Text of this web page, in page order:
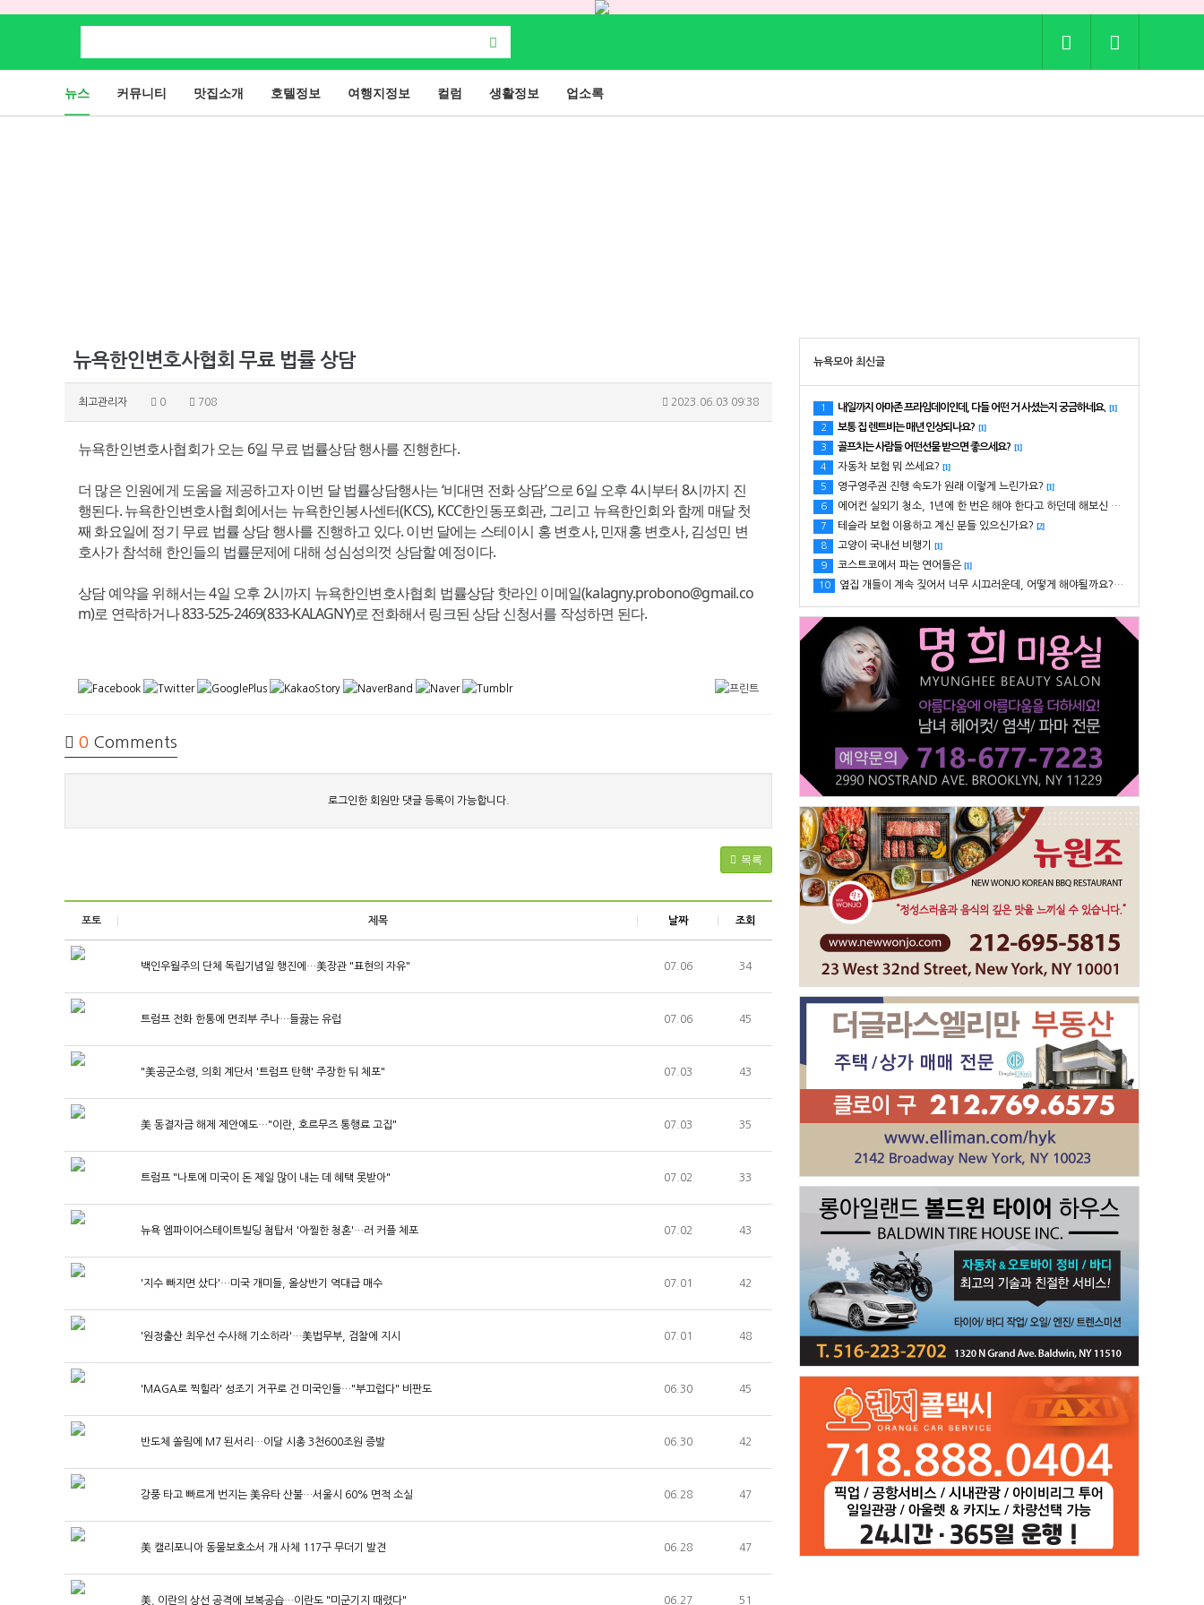
뉴스 커뮤니티 맛집소개 호텔정보 여행지정보 컬럼 생활정보 업소록
뉴욕한인변호사협회 무료 법률 상담
최고관리자 0 708 2023.06.03 09:38
뉴욕한인변호사협회가 오는 6일 무료 법률상담 행사를 진행한다.
더 많은 인원에게 도움을 제공하고자 이번 달 법률상담행사는 ‘비대면 전화 상담’으로 6일 오후 4시부터 8시까지 진
행된다. 뉴욕한인변호사협회에서는 뉴욕한인봉사센터(KCS), KCC한인동포회관, 그리고 뉴욕한인회와 함께 매달 첫
째 화요일에 정기 무료 법률 상담 행사를 진행하고 있다. 이번 달에는 스테이시 홍 변호사, 민재홍 변호사, 김성민 변
호사가 참석해 한인들의 법률문제에 대해 성심성의껏 상담할 예정이다.
상담 예약을 위해서는 4일 오후 2시까지 뉴욕한인변호사협회 법률상담 핫라인 이메일(kalagny.probono@gmail.co
m)로 연락하거나 833-525-2469(833-KALAGNY)로 전화해서 링크된 상담 신청서를 작성하면 된다.
0 Comments
로그인한 회원만 댓글 등록이 가능합니다.
목록
포토 제목 날짜 조회
백인우월주의 단체 독립기념일 행진에…美장관 "표현의 자유" 07.06 34
트럼프 전화 한통에 면죄부 주나…들끓는 유럽 07.06 45
"美공군소령, 의회 계단서 '트럼프 탄핵' 주장한 뒤 체포" 07.03 43
美 동결자금 해제 제안에도…"이란, 호르무즈 통행료 고집" 07.03 35
트럼프 "나토에 미국이 돈 제일 많이 내는 데 혜택 못받아" 07.02 33
뉴욕 엠파이어스테이트빌딩 첨탑서 '아찔한 청혼'…러 커플 체포 07.02 43
'지수 빠지면 샀다'…미국 개미들, 올상반기 역대급 매수 07.01 42
'원정출산 최우선 수사해 기소하라'…美법무부, 검찰에 지시 07.01 48
'MAGA로 찍힐라' 성조기 거꾸로 건 미국인들…"부끄럽다" 비판도 06.30 45
반도체 쏠림에 M7 된서리…이달 시총 3천600조원 증발 06.30 42
강풍 타고 빠르게 번지는 美유타 산불…서울시 60% 면적 소실 06.28 47
美 캘리포니아 동물보호소서 개 사체 117구 무더기 발견 06.28 47
美, 이란의 상선 공격에 보복공습…이란도 "미군기지 때렸다" 06.27 51
뉴욕모아 최신글
1 내일까지 아마존 프라임데이인데, 다들 어떤 거 사셨는지 궁금하네요. [1]
2
보통 집 렌트비는 매년 인상되나요? [1]
3
골프치는 사람들 어떤선물 받으면 좋으세요? [1]
4
자동차 보험 뭐 쓰세요? [1]
5
영구영주권 진행 속도가 원래 이렇게 느린가요? [1]
6
에어컨 실외기 청소, 1년에 한 번은 해야 한다고 하던데 해보신 분 있으세요?
7
테슬라 보험 이용하고 계신 분들 있으신가요? [2]
8
고양이 국내선 비행기
[1]
9
코스트코에서 파는 연어들은 [1]
10
옆집 개들이 계속 짖어서 너무 시끄러운데, 어떻게 해야될까요? ㅠㅠ